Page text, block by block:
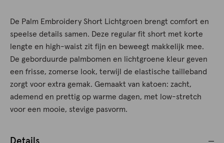
De Palm Embroidery Short Lichtgroen brengt comfort en
speelse details samen. Deze regular fit short met korte
lengte en high-waist zit fijn en beweegt makkelijk mee.
De geborduurde palmbomen en lichtgroene kleur geven
een frisse, zomerse look, terwijl de elastische tailleband
zorgt voor extra gemak. Gemaakt van katoen: zacht,
ademend en prettig op warme dagen, met low-stretch
voor een mooie, stevige pasvorm.